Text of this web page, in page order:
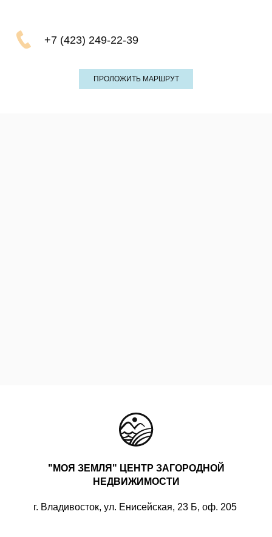
+7 (423) 249-22-39
ПРОЛОЖИТЬ МАРШРУТ
"МОЯ ЗЕМЛЯ" ЦЕНТР ЗАГОРОДНОЙ
НЕДВИЖИМОСТИ
г. Владивосток, ул. Енисейская, 23 Б, оф. 205